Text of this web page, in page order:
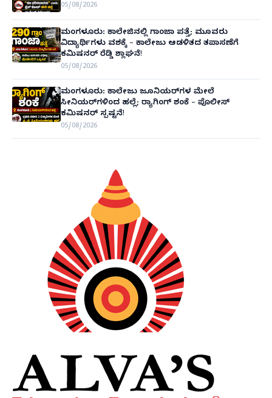
05/08/2026
ಮಂಗಳೂರು: ಕಾಲೇಜಿನಲ್ಲಿ ಗಾಂಜಾ ಪತ್ತೆ; ಮೂವರು
ವಿದ್ಯಾರ್ಥಿಗಳು ವಶಕ್ಕೆ – ಕಾಲೇಜು ಆಡಳಿತದ ತಪಾಸಣೆಗೆ
ಕಮಿಷನರ್ ರೆಡ್ಡಿ ಶ್ಲಾಘನೆ!
05/08/2026
ಮಂಗಳೂರು: ಕಾಲೇಜು ಜೂನಿಯರ್‌ಗಳ ಮೇಲೆ
ಸೀನಿಯರ್‌ಗಳಿಂದ ಹಲ್ಲೆ; ರ‌್ಯಾಗಿಂಗ್ ಶಂಕೆ – ಪೊಲೀಸ್
ಕಮಿಷನರ್ ಸ್ಪಷ್ಟನೆ!
05/08/2026